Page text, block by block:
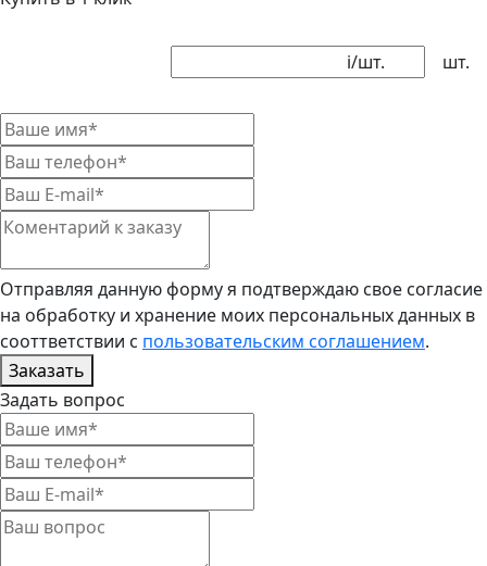
шт.
i/шт.
Отправляя данную форму я подтверждаю свое согласие
на обработку и хранение моих персональных данных в
сооттветствии с пользовательским соглашением.
Заказать
Задать вопрос